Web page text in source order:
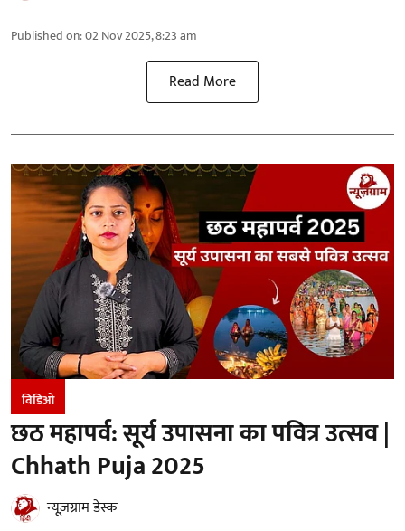
Published on:02 Nov 2025, 8:23 am
Read More
विडिओ
छठ महापर्व: सूर्य उपासना का पवित्र उत्सव |
Chhath Puja 2025
न्यूज़ग्राम डेस्क